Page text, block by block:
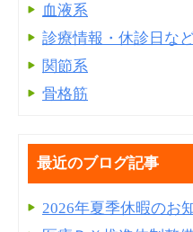
血液系
診療情報・休診日な
関節系
骨格筋
最近のブログ記事
2026年夏季休暇のお